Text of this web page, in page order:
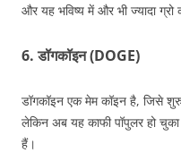
और यह भविष्य में और भी ज्यादा
6. डॉगकॉइन (DOGE)
डॉगकॉइन एक मेम कॉइन है, जिसे
लेकिन अब यह काफी पॉपुलर हो
हैं।